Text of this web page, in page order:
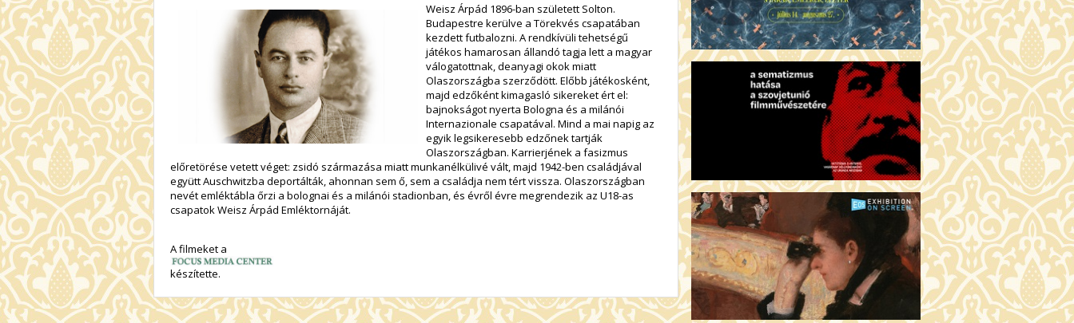
Weisz Árpád 1896-ban született Solton.
Budapestre kerülve a Törekvés csapatában
kezdett futbalozni. A rendkívüli tehetségű
játékos hamarosan állandó tagja lett a magyar
válogatottnak, deanyagi okok miatt
Olaszországba szerződött. Előbb játékosként,
majd edzőként kimagasló sikereket ért el:
bajnokságot nyerta Bologna és a milánói
Internazionale csapatával. Mind a mai napig az
egyik legsikeresebb edzőnek tartják
Olaszországban. Karrierjének a fasizmus
előretörése vetett véget: zsidó származása miatt munkanélkülivé vált, majd 1942-ben családjával
együtt Auschwitzba deportálták, ahonnan sem ő, sem a családja nem tért vissza. Olaszországban
nevét emléktábla őrzi a bolognai és a milánói stadionban, és évről évre megrendezik az U18-as
csapatok Weisz Árpád Emléktornáját.
A filmeket a
készítette.